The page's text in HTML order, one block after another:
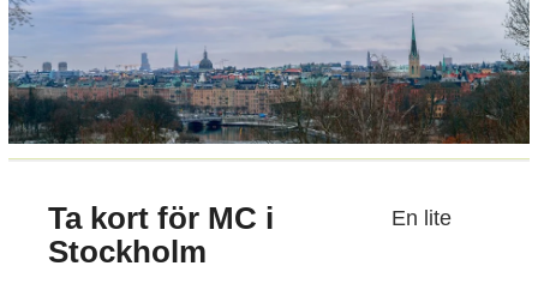
Ta kort för MC i
Stockholm
En lite